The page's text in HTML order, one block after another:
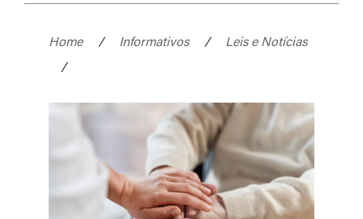
Home / Informativos /
Leis e Notícias
/